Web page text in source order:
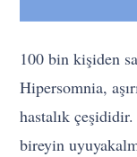
100 bin kişiden
Hipersomnia,
hastalık
bireyin